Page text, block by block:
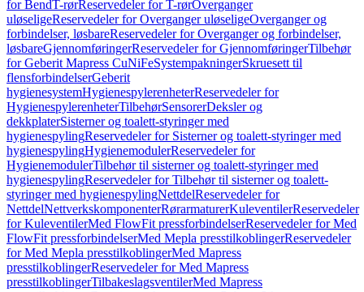
for BendT-rørReservedeler for T-rørOverganger
uløseligeReservedeler for Overganger uløseligeOverganger og
forbindelser, løsbareReservedeler for Overganger og forbindelser,
løsbareGjennomføringerReservedeler for GjennomføringerTilbehør
for Geberit Mapress CuNiFeSystempakningerSkruesett til
flensforbindelserGeberit
hygienesystemHygienespylerenheterReservedeler for
HygienespylerenheterTilbehørSensorerDeksler og
dekkplaterSisterner og toalett-styringer med
hygienespylingReservedeler for Sisterner og toalett-styringer med
hygienespylingHygienemodulerReservedeler for
HygienemodulerTilbehør til sisterner og toalett-styringer med
hygienespylingReservedeler for Tilbehør til sisterner og toalett-
styringer med hygienespylingNettdelReservedeler for
NettdelNettverkskomponenterRørarmaturerKuleventilerReservedeler
for KuleventilerMed FlowFit pressforbindelserReservedeler for Med
FlowFit pressforbindelserMed Mepla presstilkoblingerReservedeler
for Med Mepla presstilkoblingerMed Mapress
presstilkoblingerReservedeler for Med Mapress
presstilkoblingerTilbakeslagsventilerMed Mapress